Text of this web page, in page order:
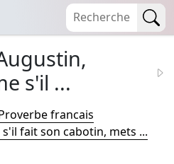
s'il ...
francais
fait son cabotin, mets ...